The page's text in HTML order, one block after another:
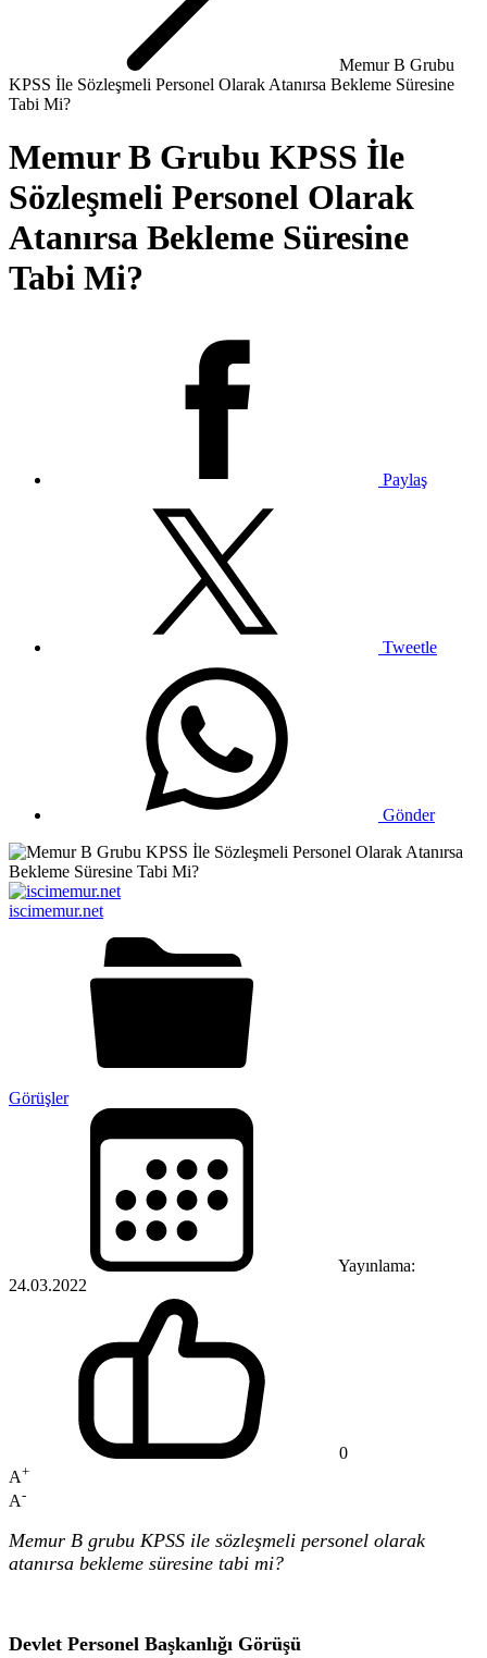
Memur B Grubu
KPSS İle Sözleşmeli Personel Olarak Atanırsa Bekleme Süresine
Tabi Mi?
Memur B Grubu KPSS İle
Sözleşmeli Personel Olarak
Atanırsa Bekleme Süresine
Tabi Mi?
Paylaş
Tweetle
Gönder
iscimemur.net
Görüşler
Yayınlama:
24.03.2022
0
A+
A-
Memur B grubu KPSS ile sözleşmeli personel olarak
atanırsa bekleme süresine tabi mi?
Devlet Personel Başkanlığı Görüşü